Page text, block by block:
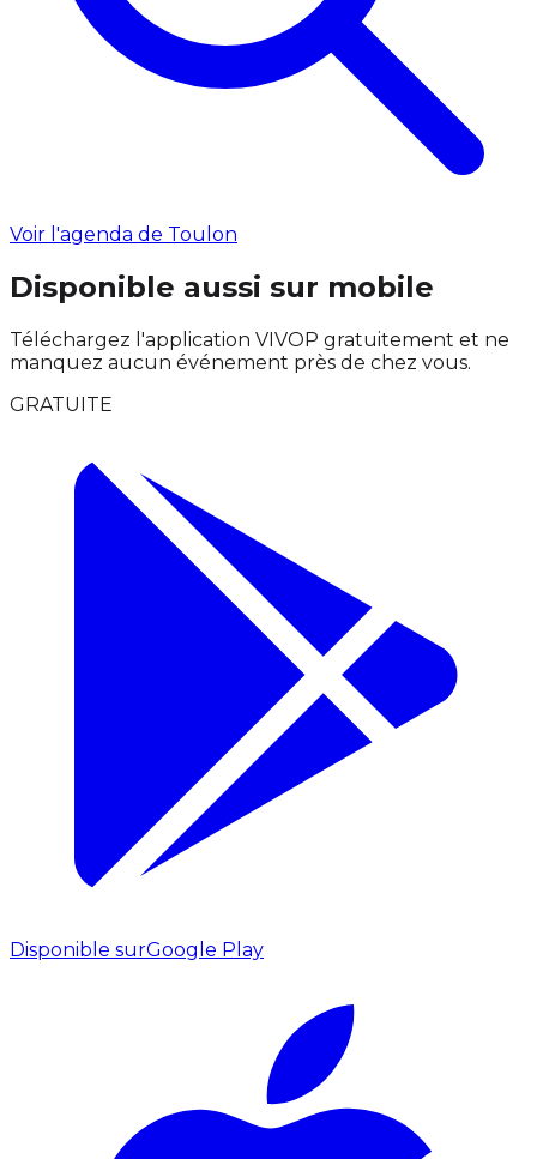
Voir l'agenda de Toulon
Disponible aussi sur mobile
Téléchargez l'application VIVOP gratuitement et ne
manquez aucun événement près de chez vous.
GRATUITE
Disponible surGoogle Play